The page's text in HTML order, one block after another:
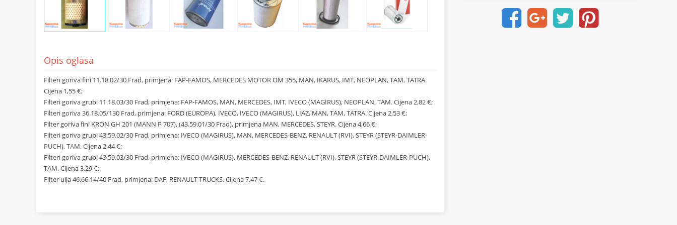
Opis oglasa
Filteri goriva fini 11.18.02/30 Frad, primjena: FAP-FAMOS, MERCEDES MOTOR OM 355, MAN, IKARUS, IMT, NEOPLAN, TAM, TATRA.
Cijena 1,55 €;
Filteri goriva grubi 11.18.03/30 Frad, primjena: FAP-FAMOS, MAN, MERCEDES, IMT, IVECO (MAGIRUS), NEOPLAN, TAM. Cijena 2,82 €;
Filteri goriva 36.18.05/130 Frad, primjena: FORD (EUROPA), IVECO, IVECO (MAGIRUS), LIAZ, MAN, TAM, TATRA. Cijena 2,53 €;
Filter goriva fini KRON GH 201 (MANN P 707), (43.59.01/30 Frad), primjena MAN, MERCEDES, STEYR. Cijena 4,66 €;
Filteri goriva grubi 43.59.02/30 Frad, primjena: IVECO (MAGIRUS), MAN, MERCEDES-BENZ, RENAULT (RVI), STEYR (STEYR-DAIMLER-
PUCH), TAM. Cijena 2,44 €;
Filteri goriva grubi 43.59.03/30 Frad, primjena: IVECO (MAGIRUS), MERCEDES-BENZ, RENAULT (RVI), STEYR (STEYR-DAIMLER-PUCH),
TAM. Cijena 3,29 €;
Filter ulja 46.66.14/40 Frad, primjena: DAF, RENAULT TRUCKS. Cijena 7,47 €.